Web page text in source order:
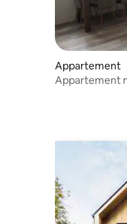
Appartement
Appartement